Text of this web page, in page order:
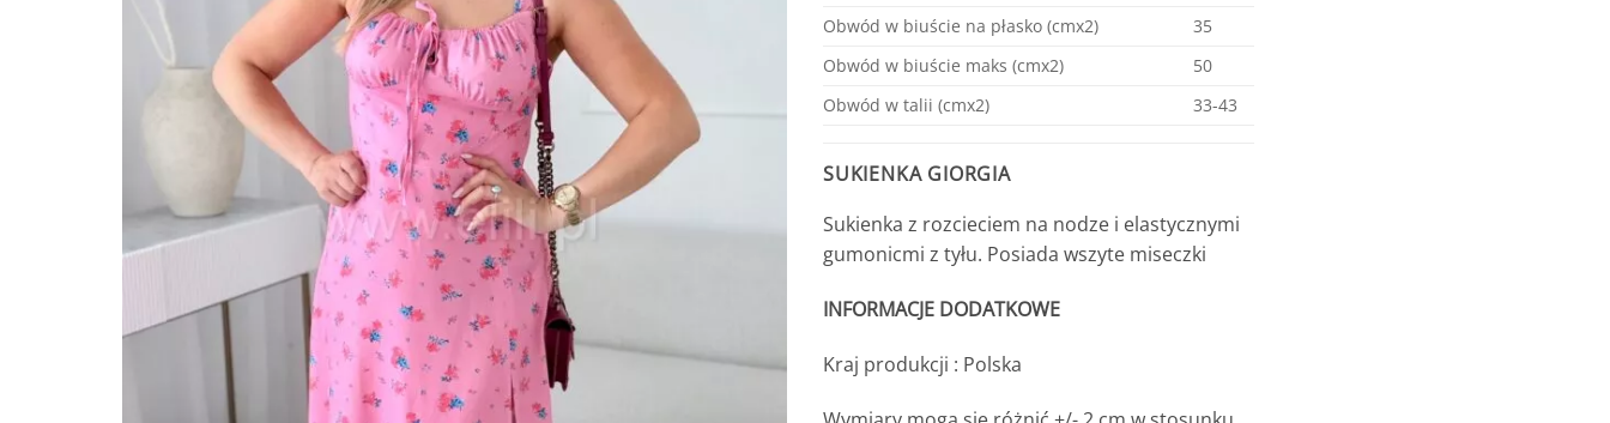
Obwód w biuście na płasko (cmx2)
35
Obwód w biuście maks (cmx2)
50
Obwód w talii (cmx2)
33-43
SUKIENKA GIORGIA
Sukienka z rozcieciem na nodze i elastycznymi
gumonicmi z tyłu. Posiada wszyte miseczki
INFORMACJE DODATKOWE
Kraj produkcji : Polska